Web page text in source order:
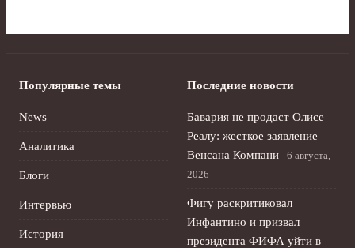
Популярные темы
News
Аналитика
Блоги
Интервью
История
Последние новости
Бавария не продаст Олисе
Реалу: жесткое заявление
Венсана Компани
6 августа,
2026
Фигу раскритиковал
Инфантино и призвал
президента ФИФА уйти в